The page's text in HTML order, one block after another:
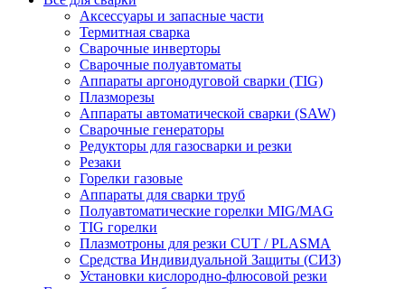
Аксессуары и запасные части
Термитная сварка
Сварочные инверторы
Сварочные полуавтоматы
Аппараты аргонодуговой сварки (TIG)
Плазморезы
Аппараты автоматической сварки (SAW)
Сварочные генераторы
Редукторы для газосварки и резки
Резаки
Горелки газовые
Аппараты для сварки труб
Полуавтоматические горелки MIG/MAG
TIG горелки
Плазмотроны для резки CUT / PLASMA
Средства Индивидуальной Защиты (СИЗ)
Установки кислородно-флюсовой резки